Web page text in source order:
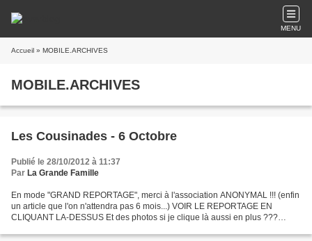
MENU
Accueil » MOBILE.ARCHIVES
MOBILE.ARCHIVES
Les Cousinades - 6 Octobre
Publié le 28/10/2012 à 11:37
Par La Grande Famille
En mode "GRAND REPORTAGE", merci à l'association ANONYMAL !!! (enfin
un article que l'on n'attendra pas 6 mois...) VOIR LE REPORTAGE EN
CLIQUANT LA-DESSUS Et des photos si je clique là aussi en plus ???